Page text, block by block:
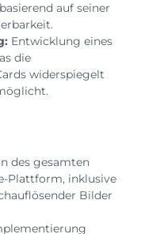
auf seiner
Entwicklung eines
die
widerspiegelt
des gesamten
Plattform, inklusive
Bilder